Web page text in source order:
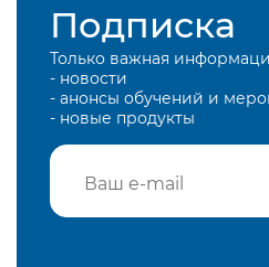
Подписка
Только важная
- новости
- анонсы обучений и
- новые продукты